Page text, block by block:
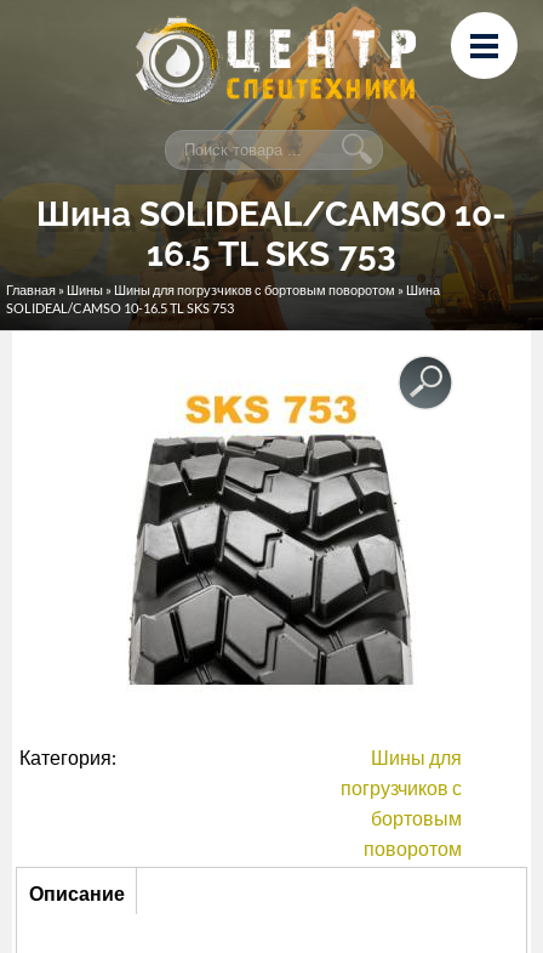
Перейти к основному содержанию
Лизинг
Сервис и ремонт
Контакты
Шина SOLIDEAL/CAMSO 10-
16.5 TL SKS 753
Вы здесь
Главная » Шины » Шины для погрузчиков с бортовым поворотом » Шина
SOLIDEAL/CAMSO 10-16.5 TL SKS 753
Категория:
Шины для
погрузчиков с
бортовым
поворотом
Описание
Описание